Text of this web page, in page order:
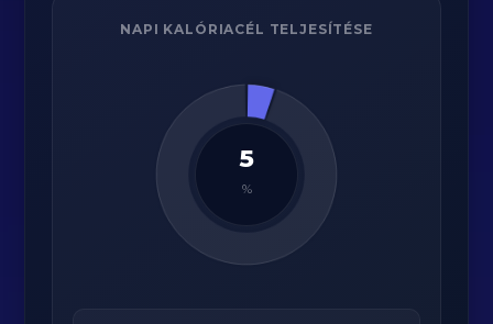
NAPI KALÓRIACÉL TELJESÍTÉSE
5
%